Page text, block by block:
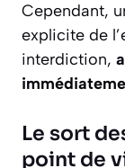
Cependant,
explicite de
interdiction,
Le sort
point de